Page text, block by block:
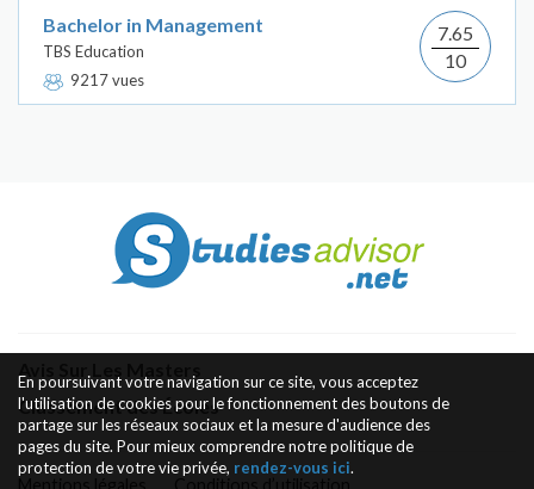
Bachelor in Management
TBS Education
9217 vues
7.65
10
Classement des Écoles
En poursuivant votre navigation sur ce site, vous acceptez
l'utilisation de cookies pour le fonctionnement des boutons de
partage sur les réseaux sociaux et la mesure d'audience des
pages du site. Pour mieux comprendre notre politique de
protection de votre vie privée, rendez-vous ici.